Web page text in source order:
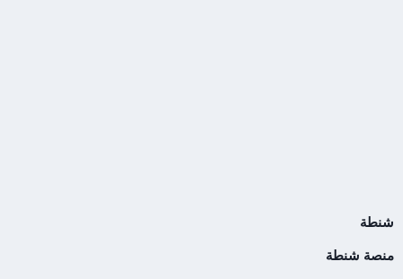
شنطة
منصة شنطة